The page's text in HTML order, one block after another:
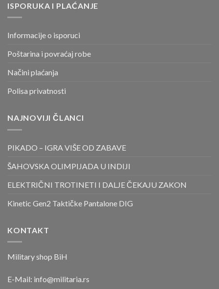
ISPORUKA I PLAĆANJE
Informacije o isporuci
Poštarina i povraćaj robe
Načini plaćanja
Polisa privatnosti
NAJNOVIJI ČLANCI
PIKADO – IGRA VIŠE OD ZABAVE
ŠAHOVSKA OLIMPIJADA U INDIJI
ELEKTRIČNI TROTINETI I DALJE ČEKAJU ZAKON
Kinetic Gen2 Taktičke Pantalone DIG
KONTAKT
Military shop BiH
E-Mail: info@militaria.rs